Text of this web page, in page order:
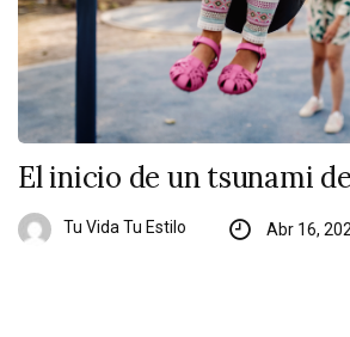
El inicio de un tsunami
Tu Vida Tu Estilo Abr 16,